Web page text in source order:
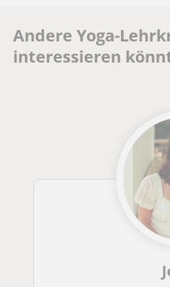
Andere Yoga-
interessieren